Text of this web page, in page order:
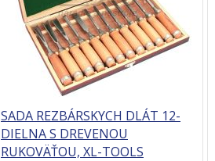
SADA REZBÁRSKYCH DLÁT 12-
DIELNA S DREVENOU
RUKOVÄŤOU, XL-TOOLS